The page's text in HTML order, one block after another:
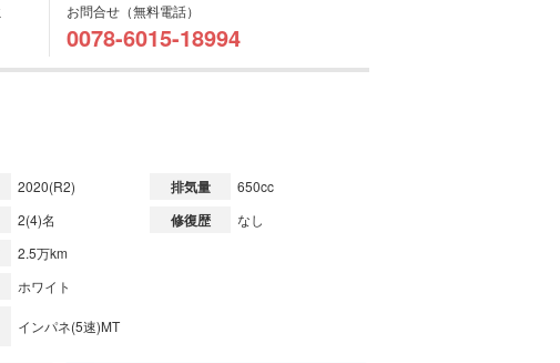
お問合せ（無料電話）
0078-6015-18994
2020(R2) 排気量 650cc
2(4)名 修復歴 なし
2.5万km
ホワイト
インパネ(5速)MT